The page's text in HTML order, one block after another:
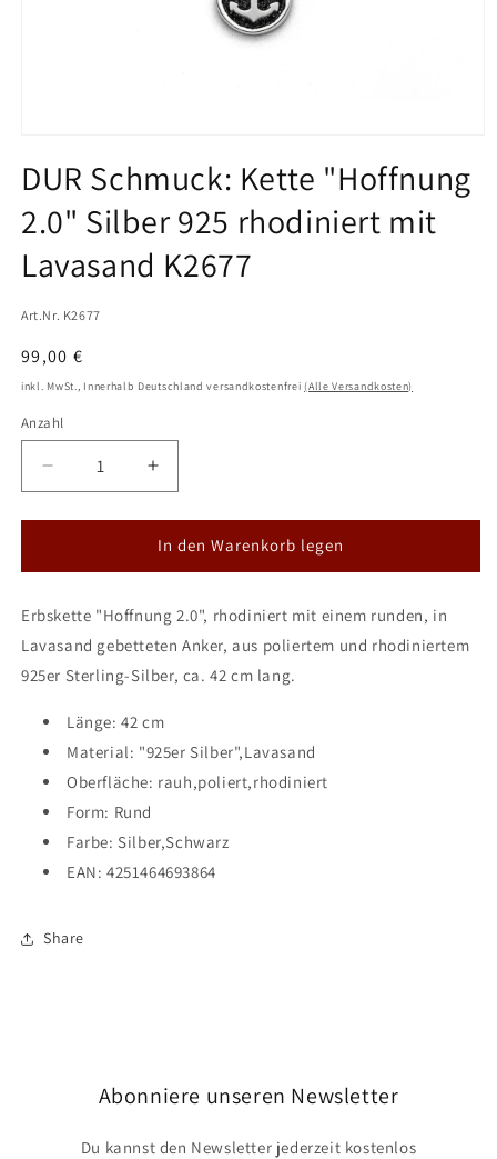
in
Modal
öffnen
DUR Schmuck: Kette "Hoffnung
2.0" Silber 925 rhodiniert mit
Lavasand K2677
Art.Nr. K2677
Normaler
Preis
99,00 €
inkl. MwSt., Innerhalb Deutschland versandkostenfrei(Alle Versandkosten)
Anzahl
Verringere
die
Menge
DUR
Kette
&quot;Hoffnung
2.0&quot;
Silber
rhodiniert
mit
Lavasand
K2677
Erhöhe
die
Menge
für
DUR
Kette
&quot;Hoffnung
2.0&quot;
Silber
rhodiniert
mit
Lavasand
In den Warenkorb legen
Erbskette "Hoffnung 2.0", rhodiniert mit einem runden, in
Lavasand gebetteten Anker, aus poliertem und rhodiniertem
925er Sterling-Silber, ca. 42 cm lang.
Länge: 42 cm
Material: "925er Silber",Lavasand
Oberfläche: rauh,poliert,rhodiniert
Form: Rund
Farbe: Silber,Schwarz
EAN: 4251464693864
Share
Abonniere unseren Newsletter
Du kannst den Newsletter jederzeit kostenlos